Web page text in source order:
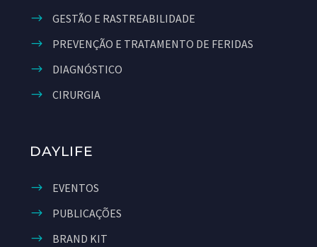
GESTÃO E RASTREABILIDADE
PREVENÇÃO E TRATAMENTO DE FERIDAS
DIAGNÓSTICO
CIRURGIA
DAYLIFE
EVENTOS
PUBLICAÇÕES
BRAND KIT